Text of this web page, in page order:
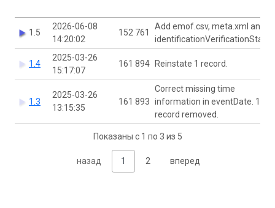
1.5
2026-06-08
14:20:02
152 761
Add emof.csv, meta.xml and
1.4
2025-03-26
15:17:07
161 894 Reinstate 1 record.
1.3
2025-03-26
13:15:35
161 893
Correct missing time
information in eventDate. 1
record removed.
Показаны с 1 по 3 из 5
назад 1 2 вперед